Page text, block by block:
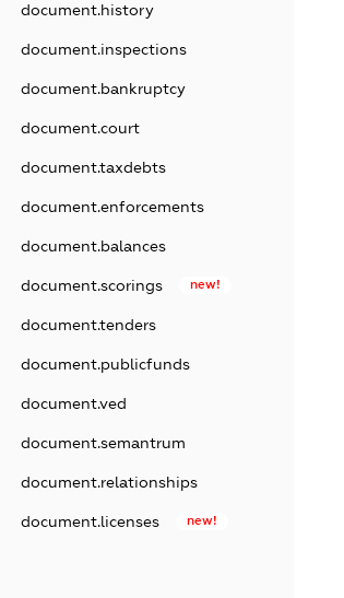
document.history
document.inspections
document.bankruptcy
document.court
document.taxdebts
document.enforcements
document.balances
document.scorings new!
document.tenders
document.publicfunds
document.ved
document.semantrum
document.relationships
document.licenses new!